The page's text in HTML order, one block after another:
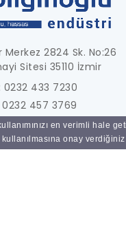
en verimli hale
onay
Merkez 2824 Sk. No:26
Sitesi 35110 İzmir
0232 433 7230
0232 457 3769